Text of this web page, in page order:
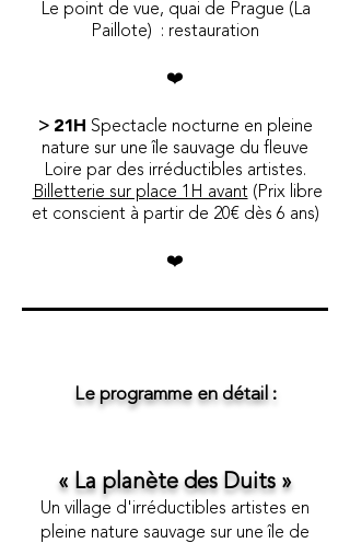
Le point de vue, quai de Prague (La
Paillote) : restauration
​❤️
> 21H Spectacle nocturne en pleine
nature sur une île sauvage du fleuve
Loire par des irréductibles artistes.
Billetterie sur place 1H avant (Prix libre
et conscient à partir de 20€ dès 6 ans)
​❤️
Le programme en détail :
« La planète des Duits »
Un village d'irréductibles artistes en
pleine nature sauvage sur une île de